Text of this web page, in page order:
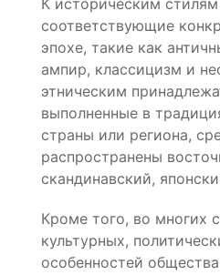
К историческим
соответствующие
эпохе, такие как
ампир, классицизм и
этническим
выполненные в
страны или региона,
распространены
скандинавский,
Кроме того, во многих
культурных,
особенностей